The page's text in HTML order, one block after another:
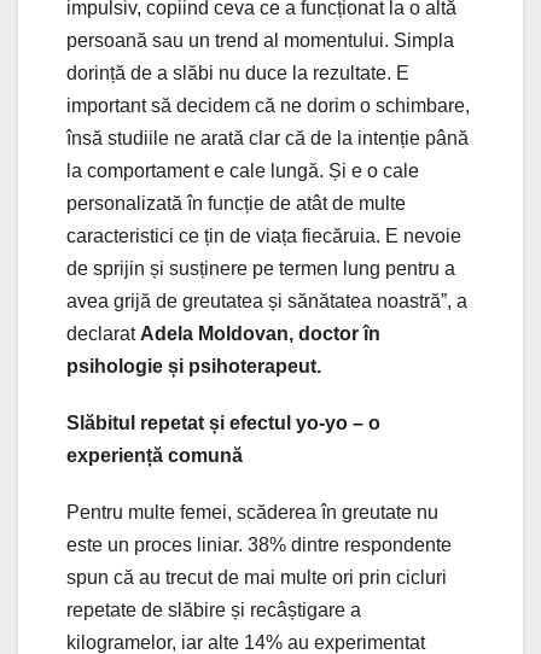
impulsiv, copiind ceva ce a funcționat la o altă
persoană sau un trend al momentului. Simpla
dorință de a slăbi nu duce la rezultate. E
important să decidem că ne dorim o schimbare,
însă studiile ne arată clar că de la intenție până
la comportament e cale lungă. Și e o cale
personalizată în funcție de atât de multe
caracteristici ce țin de viața fiecăruia. E nevoie
de sprijin și susținere pe termen lung pentru a
avea grijă de greutatea și sănătatea noastră”, a
declarat Adela Moldovan, doctor în
psihologie și psihoterapeut.
Slăbitul repetat și efectul yo-yo – o
experiență comună
Pentru multe femei, scăderea în greutate nu
este un proces liniar. 38% dintre respondente
spun că au trecut de mai multe ori prin cicluri
repetate de slăbire și recâștigare a
kilogramelor, iar alte 14% au experimentat